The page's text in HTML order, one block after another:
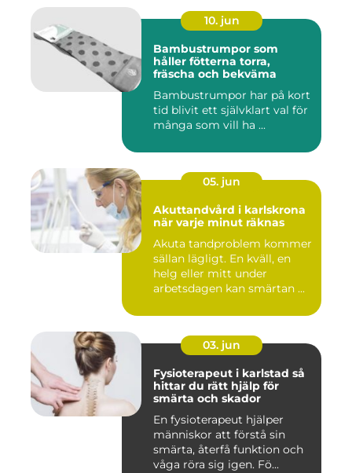
10. jun
Bambustrumpor som
håller fötterna torra,
fräscha och bekväma
Bambustrumpor har på kort
tid blivit ett självklart val för
många som vill ha ...
05. jun
Akuttandvård i karlskrona
när varje minut räknas
Akuta tandproblem kommer
sällan lägligt. En kväll, en
helg eller mitt under
arbetsdagen kan smärtan ...
03. jun
Fysioterapeut i karlstad så
hittar du rätt hjälp för
smärta och skador
En fysioterapeut hjälper
människor att förstå sin
smärta, återfå funktion och
våga röra sig igen. Fö...